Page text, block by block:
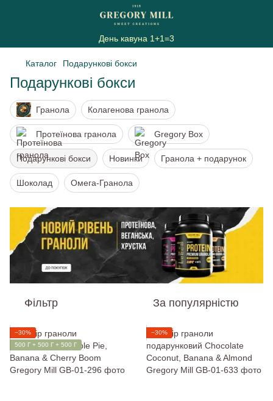
День кавуна 1+1=3
Каталог Подарункові бокси
Подарункові бокси
Гранола Колагенова гранола
Протеїнова гранола Gregory Box
Подарункові бокси Новинки Гранола + подарунок
Шоколад Омега-Гранола
Фільтр За популярністю
−30%
500 Г + 500 Г + 500 Г
−30%